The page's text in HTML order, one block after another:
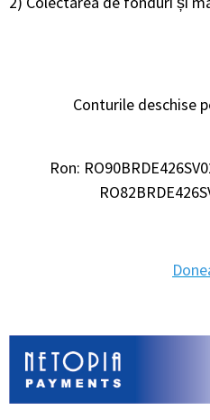
Conturile deschise
Ron: